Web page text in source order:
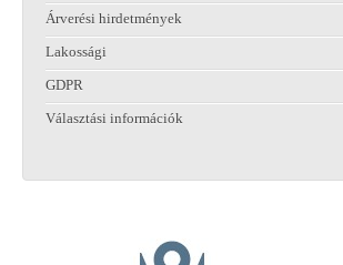
Árverési hirdetmények
Lakossági
GDPR
Választási információk